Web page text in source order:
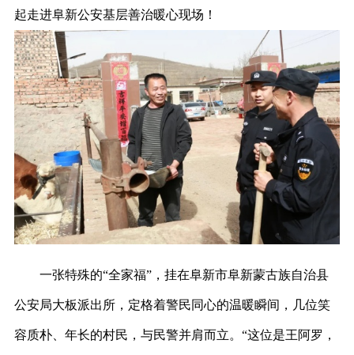
起走进阜新公安基层善治暖心现场！
一张特殊的“全家福”，挂在阜新市阜新蒙古族自治县
公安局大板派出所，定格着警民同心的温暖瞬间，几位笑
容质朴、年长的村民，与民警并肩而立。“这位是王阿罗，